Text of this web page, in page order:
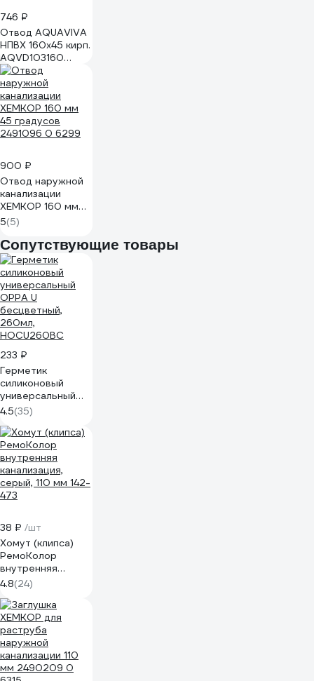
746 ₽
Отвод AQUAVIVA
НПВХ 160x45 кирп.
AQVD103160
55000
900 ₽
Отвод наружной
канализации
ХЕМКОР 160 мм
45 градусов
2491096 0 6299
5(5)
Сопутствующие товары
233 ₽
Герметик
силиконовый
универсальный
OPPA U
бесцветный,
260мл,
HOCU260BC
4.5(35)
38 ₽ /шт
Хомут (клипса)
РемоКолор
внутренняя
канализация,
серый, 110 мм 142-
473
4.8(24)